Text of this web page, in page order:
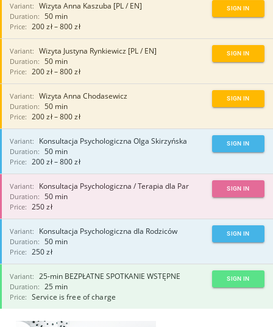
Variant: Wizyta Anna Kaszuba [PL / EN]
Duration:
50 min
Price:
200 zł – 800 zł
SIGN IN
Variant: Wizyta Justyna Rynkiewicz [PL / EN]
Duration:
50 min
Price:
200 zł – 800 zł
SIGN IN
Variant: Wizyta Anna Chodasewicz
Duration:
50 min
Price:
200 zł – 800 zł
SIGN IN
Variant:
Konsultacja Psychologiczna Olga Skirzyńska
Duration:
50 min
Price:
200 zł – 800 zł
SIGN IN
Variant:
Konsultacja Psychologiczna / Terapia dla Par
Duration:
50 min
Price:
250 zł
SIGN IN
Variant:
Konsultacja Psychologiczna dla Rodziców
Duration:
50 min
Price:
250 zł
SIGN IN
Variant:
25-min BEZPŁATNE SPOTKANIE WSTĘPNE
Duration:
25 min
Price: Service is free of charge
SIGN IN